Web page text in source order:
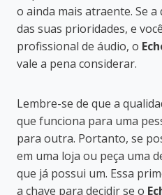
o ainda mais atraente. Se
das suas prioridades, e
profissional de áudio, o
vale a pena considerar.
Lembre-se de que a
que funciona para uma
para outra. Portanto, se
em uma loja ou peça uma
que já possui um. Essa
a chave para decidir se o